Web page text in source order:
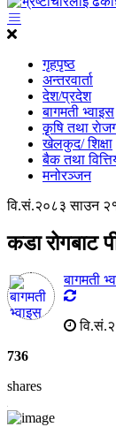
गृहपृष्ठ
अन्तरवार्ता
देश/प्रदेश
बागमती भ्वाइस
कृृषि तथा
खेलकुद/ शिक्षा
बैक तथा
मनोरञ्जन
वि.सं.२०८३ साउन २१
कडा रोगबाट
बागमती
736
shares